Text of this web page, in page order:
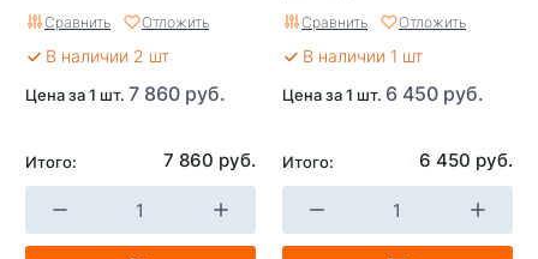
Сравнить Отложить
В наличии 2 шт
Цена за 1 шт. 7 860 руб.
Итого: 7 860 руб.
Сравнить Отложить
В наличии 1 шт
Цена за 1 шт. 6 450 руб.
Итого: 6 450 руб.